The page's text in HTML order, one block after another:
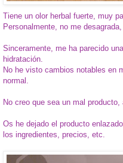
Tiene un olor herbal fuerte, muy
Personalmente, no me
Sinceramente, me ha parecido
hidratación.
No he visto cambios notables en
normal.
No creo que sea un mal
Os he dejado el producto
los ingredientes, precios, etc.